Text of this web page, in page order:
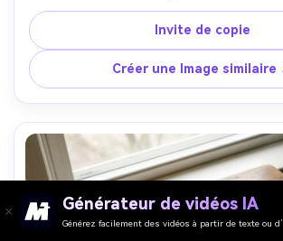
des lettres serifs modernes, une bordure
et une mise en page sans saignement,
Sony A7IV 35mm, contraste
réalistes, mise au point nette sur la
AR 4:5
Invite de copie
Créer une Image similaire
Générateur de vidéos IA
Générez facilement des vidéos à partir de texte ou